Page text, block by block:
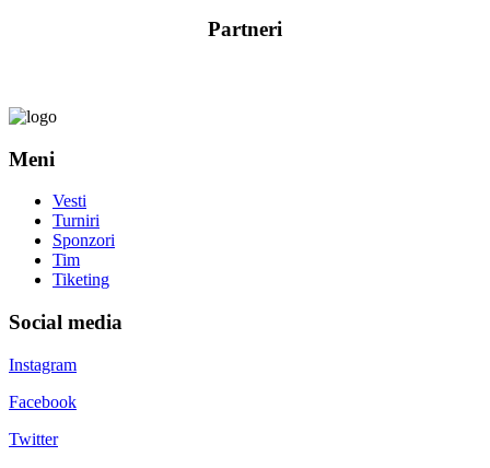
Partneri
Meni
Vesti
Turniri
Sponzori
Tim
Tiketing
Social media
Instagram
Facebook
Twitter